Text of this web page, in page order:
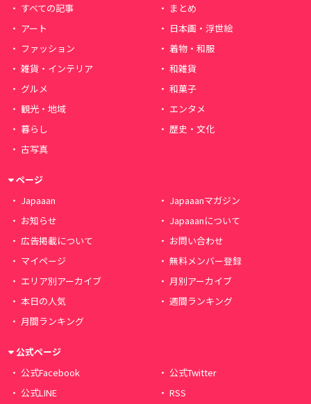
すべての記事
まとめ
アート
日本画・浮世絵
ファッション
着物・和服
雑貨・インテリア
和雑貨
グルメ
和菓子
観光・地域
エンタメ
暮らし
歴史・文化
古写真
ページ
Japaaan
Japaaanマガジン
お知らせ
Japaaanについて
広告掲載について
お問い合わせ
マイページ
無料メンバー登録
エリア別アーカイブ
月別アーカイブ
本日の人気
週間ランキング
月間ランキング
公式ページ
公式Facebook
公式Twitter
公式LINE
RSS